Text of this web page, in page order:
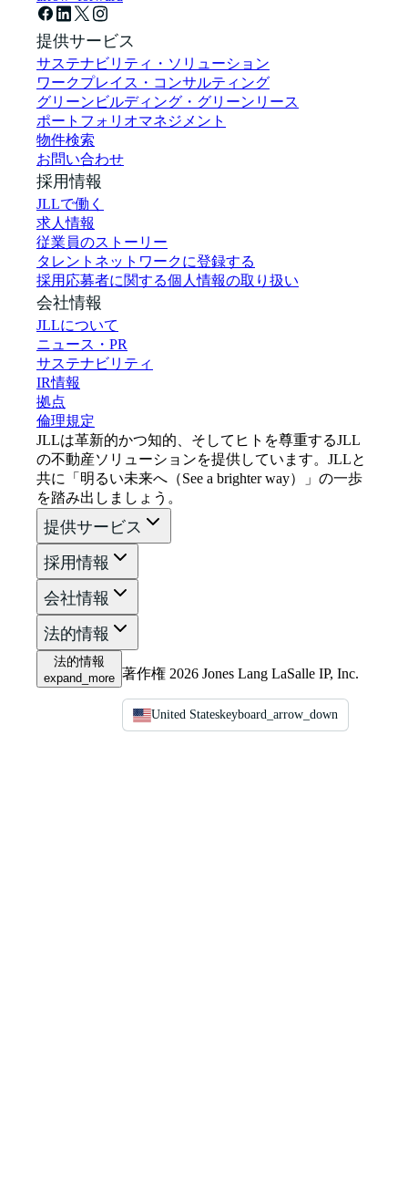
提供サービス
サステナビリティ・ソリューション
ワークプレイス・コンサルティング
グリーンビルディング・グリーンリース
ポートフォリオマネジメント
物件検索
お問い合わせ
採用情報
JLLで働く
求人情報
従業員のストーリー
タレントネットワークに登録する
採用応募者に関する個人情報の取り扱い
会社情報
JLLについて
ニュース・PR
サステナビリティ
IR情報
拠点
倫理規定
JLLは革新的かつ知的、そしてヒトを尊重するJLL
の不動産ソリューションを提供しています。JLLと
共に「明るい未来へ（See a brighter way）」の一歩
を踏み出しましょう。
提供サービス
採用情報
会社情報
法的情報
法的情報
expand_more 著作権 2026 Jones Lang LaSalle IP, Inc.
United Stateskeyboard_arrow_down